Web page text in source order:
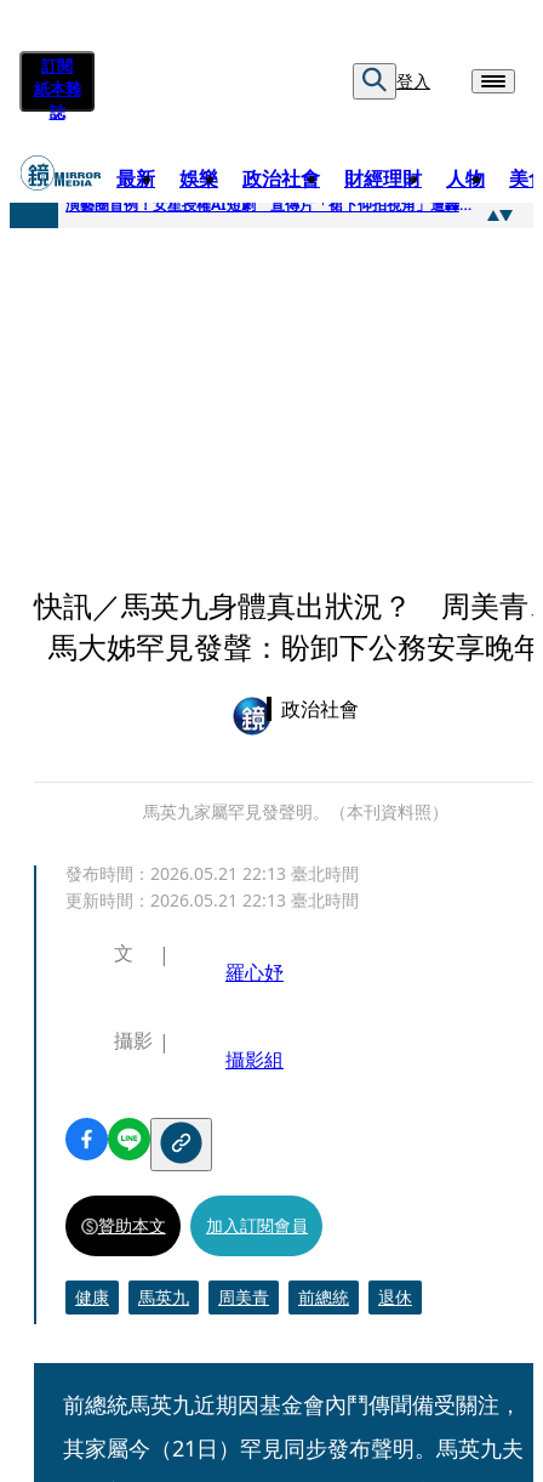
訂閱
紙本雜
誌
登入
最新 娛樂 政治社會 財經理財 人物 美
快訊
演藝圈首例！女星授權AI短劇 宣傳片「裙下仰拍視角」遭轟擦邊：自降身價
快訊／馬英九身體真出狀況？ 周美青
馬大姊罕見發聲：盼卸下公務安享晚年
政治社會
馬英九家屬罕見發聲明。（本刊資料照）
發布時間： 2026.05.21 22:13 臺北時間
更新時間： 2026.05.21 22:13 臺北時間
文
羅心妤
攝影
攝影組
贊助本文 加入訂閱會員
健康 馬英九 周美青 前總統 退休
前總統馬英九近期因基金會內鬥傳聞備受關注，
其家屬今（21日）罕見同步發布聲明。馬英九夫